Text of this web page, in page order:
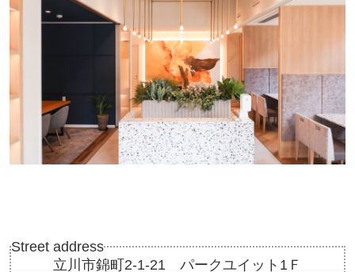
Street address
立川市錦町2-1-21 パークユイット1Ｆ